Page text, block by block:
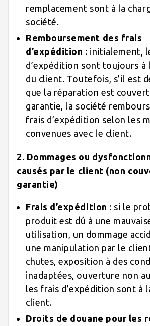
remplacement sont à la
société.
Remboursement des frais
d’expédition : initialement,
d’expédition sont toujours à
du client. Toutefois, s’il est
que la réparation est
garantie, la société
frais d’expédition selon les
convenues avec le client.
2. Dommages ou
causés par le client (non
garantie)
Frais d’expédition : si le
produit est dû à une
utilisation, un dommage
une manipulation par le
chutes, exposition à des
inadaptées, ouverture non
les frais d’expédition sont à
client.
Droits de douane pour les